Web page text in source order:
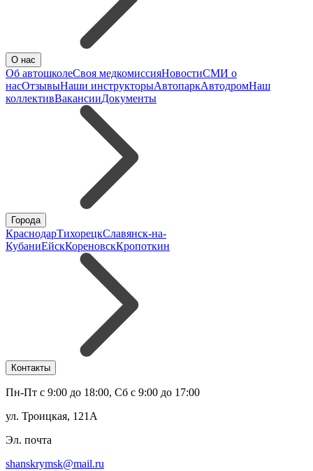
О нас
Об автошколеСвоя медкомиссияНовостиСМИ о
насОтзывыНаши инструкторыАвтопаркАвтодромНаш
коллективВакансииДокументы
Города
КраснодарТихорецкСлавянск-на-
КубаниЕйскКореновскКропоткин
Контакты
Пн-Пт с 9:00 до 18:00, Сб с 9:00 до 17:00
ул. Троицкая, 121А
Эл. почта
shanskrymsk@mail.ru